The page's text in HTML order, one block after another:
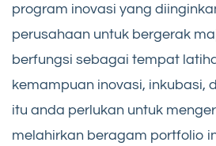
program inovasi yang
perusahaan untuk bergerak
berfungsi sebagai tempat
kemampuan inovasi, inkubasi,
itu anda perlukan untuk
melahirkan beragam portfolio